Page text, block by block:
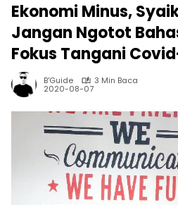
Ekonomi Minus,
Jangan Ngotot
Fokus Tangani
B'Guide 3 Min Baca
2020-08-07